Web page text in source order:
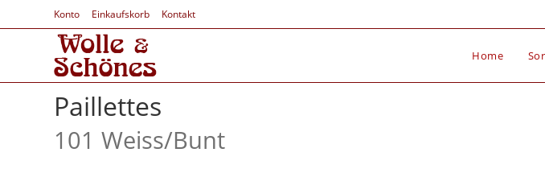
Konto Einkaufskorb Kontakt
Home
Paillettes
101 Weiss/Bunt